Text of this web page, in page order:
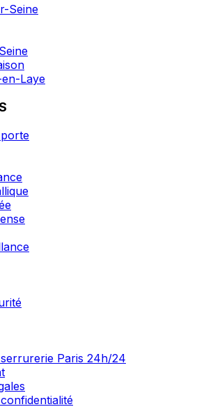
Seine
Laye
Paris 24h/24